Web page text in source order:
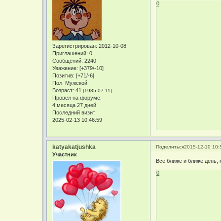
Зарегистрирован: 2012-10-08
Приглашений: 0
Сообщений: 2240
Уважение: [+379/-10]
Позитив: [+71/-6]
Пол: Мужской
Возраст: 41[1985-07-11]
Провел на форуме:
4 месяца 27 дней
Последний визит:
2025-02-13 10:46:59
0
Поделиться2015-12-10
katyakatjushka
Участник
Все ближе и ближе день,
0